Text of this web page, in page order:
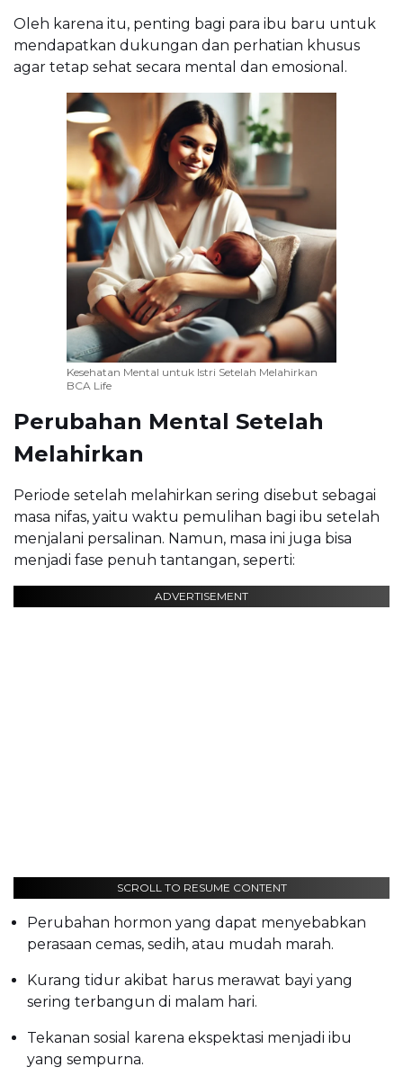
Oleh karena itu, penting bagi para ibu baru untuk
mendapatkan dukungan dan perhatian khusus
agar tetap sehat secara mental dan emosional.
Kesehatan Mental untuk Istri Setelah Melahirkan
BCA Life
Perubahan Mental Setelah
Melahirkan
Periode setelah melahirkan sering disebut sebagai
masa nifas, yaitu waktu pemulihan bagi ibu setelah
menjalani persalinan. Namun, masa ini juga bisa
menjadi fase penuh tantangan, seperti:
ADVERTISEMENT
SCROLL TO RESUME CONTENT
Perubahan hormon yang dapat menyebabkan
perasaan cemas, sedih, atau mudah marah.
Kurang tidur akibat harus merawat bayi yang
sering terbangun di malam hari.
Tekanan sosial karena ekspektasi menjadi ibu
yang sempurna.